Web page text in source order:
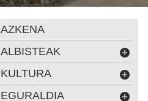
AZKENA
ALBISTEAK
KULTURA
EGURALDIA